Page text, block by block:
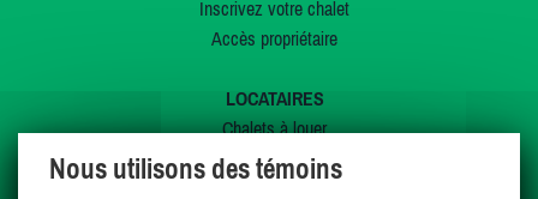
Inscrivez votre chalet
Accès propriétaire
LOCATAIRES
Chalets à louer
Chalets à vendre
Nous utilisons des témoins